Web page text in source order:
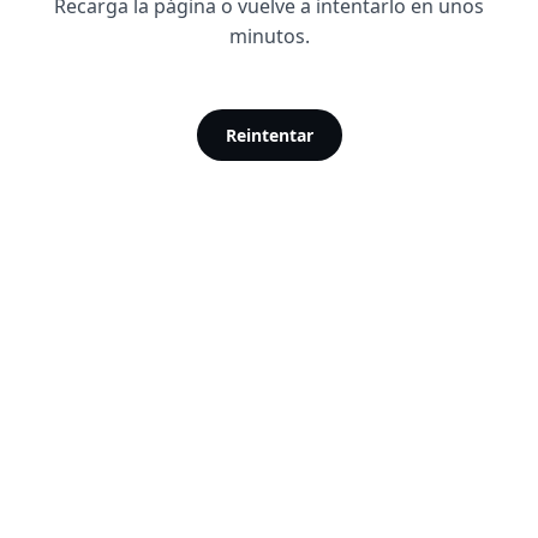
Recarga la página o vuelve a intentarlo en unos
minutos.
Reintentar